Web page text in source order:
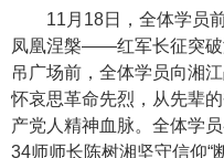
11月18日，全体学员
凤凰涅槃——红军长征突破
吊广场前，全体学员向湘
怀哀思革命先烈，从先辈
产党人精神血脉。全体学
34师师长陈树湘坚守信仰“